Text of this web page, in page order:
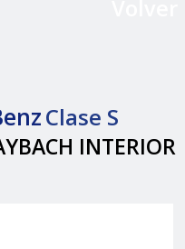
Clase S
INTERIOR